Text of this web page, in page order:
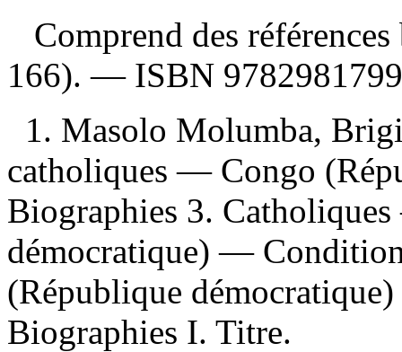
Comprend des
166). — ISBN
1. Masolo Molumba,
catholiques — Congo
Biographies 3.
démocratique) —
(République
Biographies I. Titre.